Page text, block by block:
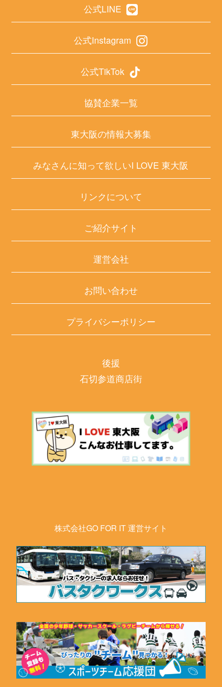
公式LINE
公式Instagram
公式TikTok
協賛企業一覧
東大阪の情報大募集
みなさんに知って欲しいI LOVE 東大阪
リンクについて
ご紹介サイト
運営会社
お問い合わせ
プライバシーポリシー
後援
石切参道商店街
株式会社GO FOR IT 運営サイト